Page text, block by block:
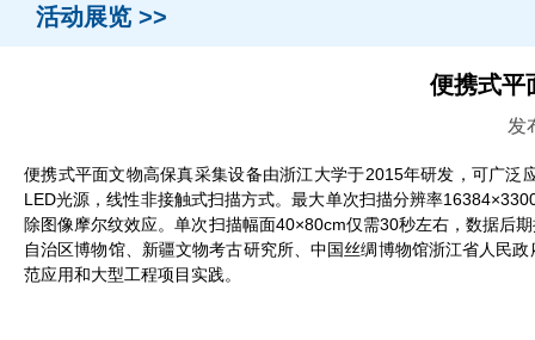
活动展览 >>
便携式平
发
便携式平面文物高保真采集设备由浙江大学于2015年研发，可广
LED光源，线性非接触式扫描方式。最大单次扫描分辨率
除图像摩尔纹效应。单次扫描幅面40×80cm仅需30秒左右，数据后
自治区博物馆、新疆文物考古研究所、中国丝绸博物馆浙江省人民
范应用和大型工程项目实践。